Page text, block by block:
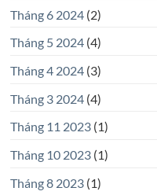
Tháng 6 2024(2)
Tháng 5 2024(4)
Tháng 4 2024(3)
Tháng 3 2024(4)
Tháng 11 2023(1)
Tháng 10 2023(1)
Tháng 8 2023(1)